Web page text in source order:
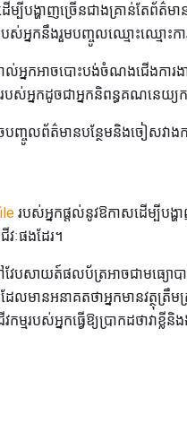
សដើម្បីបង្ហាញច្រើនជាងគ្រាន់ត
អ្នកនឹងរួមបញ្ចូលឈ្មោះឈ្មោះក
ផ្ទាល់អ្នកអាចបោះបង់ចំណងជើង
អ្នកដូចជាអ្នកនិពន្ធគណនេយ្យករ
បញ្ចូលព័ត៌មានបន្ថែមនិងចៀសវា
របស់អ្នកផ្តល់នូវឱកាសដើម្បីប
ៈផងដែរ។
បសាយត៍ផលប័ត្រអាចជាមធ្យោបា
មានអនាគតថាអ្នកមានវត្ថុត្
ម្មរបស់អ្នកធ្វើឱ្យប្រាកដថាវា